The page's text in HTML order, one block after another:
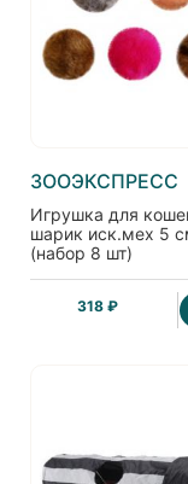
ЗООЭКСПРЕСС
Игрушка для
шарик иск.мех 5
(набор 8 шт)
318 ₽